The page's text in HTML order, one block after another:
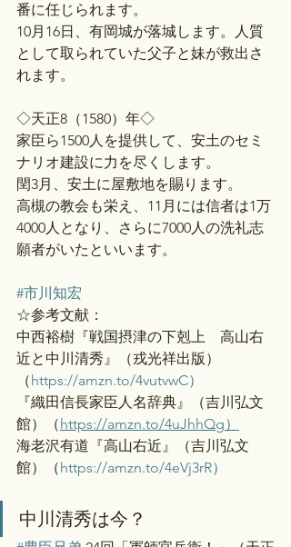
番に任じられます。
10月16日、有岡城が落城します。人質
として取られていた父子と妹が救出さ
れます。
◇天正8（1580）年◇
家臣ら1500人を提供して、安土のセミ
ナリオ建設に力を尽くします。
閏3月、安土に屋敷地を賜ります。
高槻の教会も栄え、11月には信者は1万
4000人となり、さらに7000人の洗礼志
願者がいたといいます。
#市川知宏
☆参考文献：
中西裕樹『戦国摂津の下剋上　高山右
近と中川清秀』（戎光祥出版）
（https://amzn.to/4vutvwC）
『織田信長家臣人名辞典』（吉川弘文
館）（https://amzn.to/4uJhhQg）
海老沢有道『高山右近』（吉川弘文
館）（https://amzn.to/4eVj3rR）
中川清秀は今？